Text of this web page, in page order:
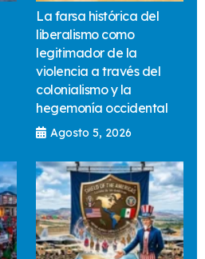
La farsa histórica del
liberalismo como
legitimador de la
violencia a través del
colonialismo y la
hegemonía occidental
Agosto 5, 2026